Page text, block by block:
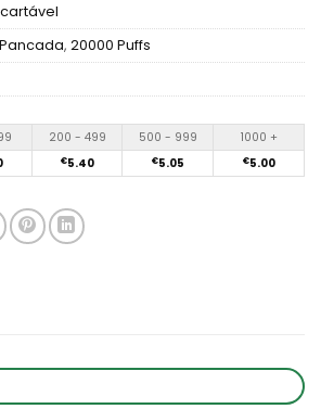
Pancada, 20000 Puffs
200 - 499 500 - 999 1000 +
€5.40 €5.05 €5.00